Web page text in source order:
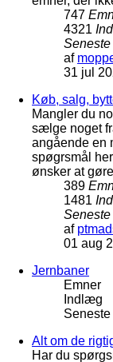
747
4321
af
31 jul
Køb, salg,
Mangler du
sælge noget
angående en
spøgrsmål
ønsker at
389
1481
af
01 aug
Jernbaner
Emner
Indlæg
Alt om de
Har du